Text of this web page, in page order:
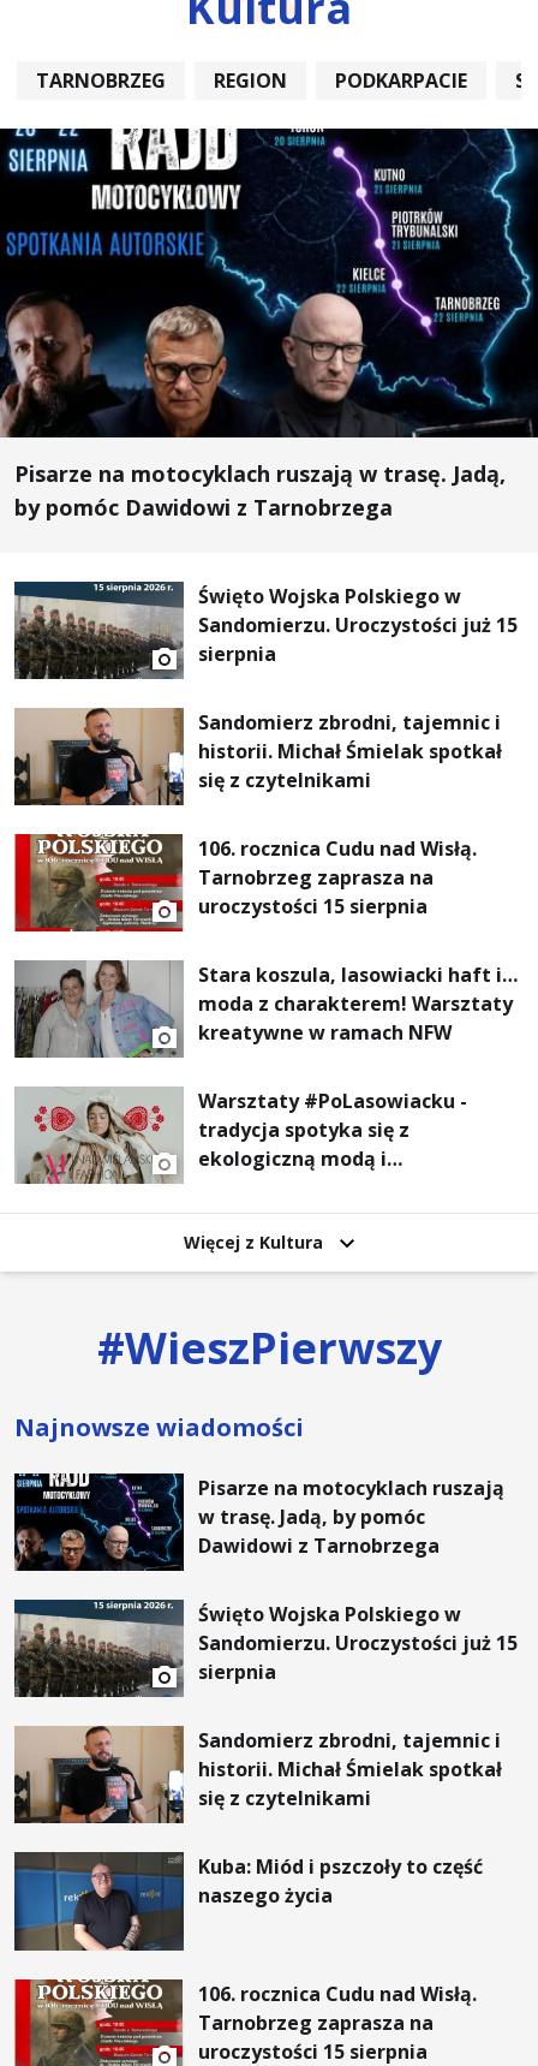
TARNOBRZEG REGION PODKARPACIE
Pisarze na motocyklach ruszają w trasę. Jadą,
by pomóc Dawidowi z Tarnobrzega
Święto Wojska Polskiego w
Sandomierzu. Uroczystości już 15
sierpnia
Sandomierz zbrodni, tajemnic i
historii. Michał Śmielak spotkał
się z czytelnikami
106. rocznica Cudu nad Wisłą.
Tarnobrzeg zaprasza na
uroczystości 15 sierpnia
Stara koszula, lasowiacki haft i…
moda z charakterem! Warsztaty
kreatywne w ramach NFW
Warsztaty #PoLasowiacku -
tradycja spotyka się z
ekologiczną modą i
Więcej z Kultura
#WieszPierwszy
Najnowsze wiadomości
Pisarze na motocyklach ruszają
w trasę. Jadą, by pomóc
Dawidowi z Tarnobrzega
Święto Wojska Polskiego w
Sandomierzu. Uroczystości już 15
sierpnia
Sandomierz zbrodni, tajemnic i
historii. Michał Śmielak spotkał
się z czytelnikami
Kuba: Miód i pszczoły to część
naszego życia
106. rocznica Cudu nad Wisłą.
Tarnobrzeg zaprasza na
uroczystości 15 sierpnia